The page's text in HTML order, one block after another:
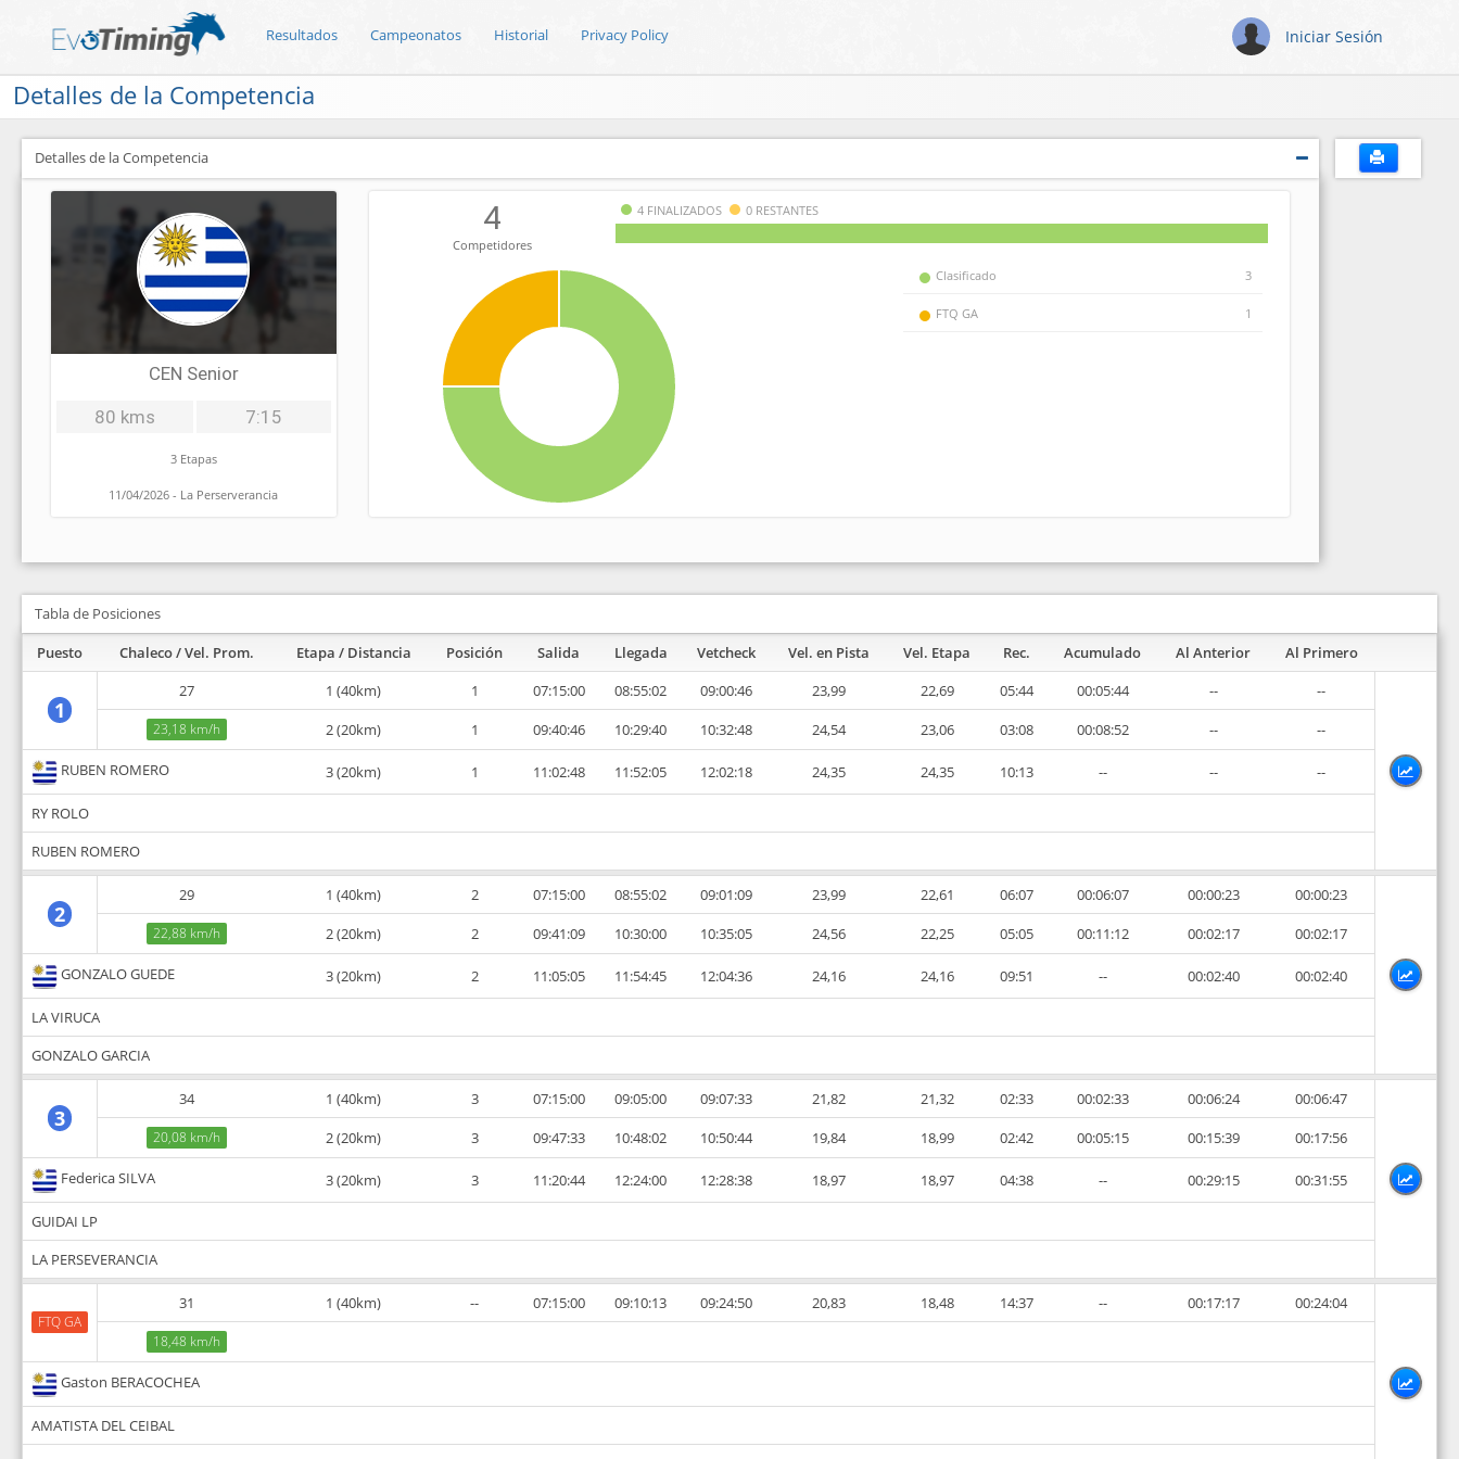
Resultados Campeonatos Historial Privacy Policy Iniciar Sesión
Detalles de la Competencia
Detalles de la Competencia
CEN Senior
80 kms
7:15
3 Etapas
11/04/2026 - La Perserverancia
4
Competidores
4 FINALIZADOS 0 RESTANTES
Clasificado 3
FTQ GA 1
Tabla de Posiciones
Puesto
Chaleco / Vel. Prom. Etapa / Distancia Posición Salida Llegada Vetcheck Vel. en Pista Vel. Etapa Rec. Acumulado Al Anterior Al Primero
1
27 1 (40km) 1 07:15:00 08:55:02 09:00:46 23,99 22,69 05:44 00:05:44 -- --
23,18 km/h 2 (20km) 1 09:40:46 10:29:40 10:32:48 24,54 23,06 03:08 00:08:52 -- --
RUBEN ROMERO 3 (20km) 1 11:02:48 11:52:05 12:02:18 24,35 24,35 10:13 -- -- --
RY ROLO
RUBEN ROMERO
2
29 1 (40km) 2 07:15:00 08:55:02 09:01:09 23,99 22,61 06:07 00:06:07 00:00:23 00:00:23
22,88 km/h 2 (20km) 2 09:41:09 10:30:00 10:35:05 24,56 22,25 05:05 00:11:12 00:02:17 00:02:17
GONZALO GUEDE 3 (20km) 2 11:05:05 11:54:45 12:04:36 24,16 24,16 09:51 -- 00:02:40 00:02:40
LA VIRUCA
GONZALO GARCIA
3
34 1 (40km) 3 07:15:00 09:05:00 09:07:33 21,82 21,32 02:33 00:02:33 00:06:24 00:06:47
20,08 km/h 2 (20km) 3 09:47:33 10:48:02 10:50:44 19,84 18,99 02:42 00:05:15 00:15:39 00:17:56
Federica SILVA 3 (20km) 3 11:20:44 12:24:00 12:28:38 18,97 18,97 04:38 -- 00:29:15 00:31:55
GUIDAI LP
LA PERSEVERANCIA
FTQ GA
31 1 (40km) -- 07:15:00 09:10:13 09:24:50 20,83 18,48 14:37 -- 00:17:17 00:24:04
18,48 km/h
Gaston BERACOCHEA
AMATISTA DEL CEIBAL